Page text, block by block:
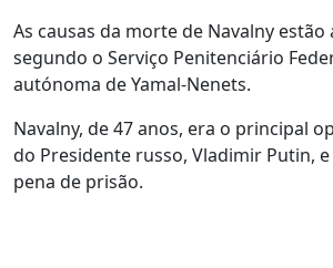
As causas da morte de Navalny estão
segundo o Serviço Penitenciário
autónoma de Yamal-Nenets.
Navalny, de 47 anos, era o principal
do Presidente russo, Vladimir Putin,
pena de prisão.